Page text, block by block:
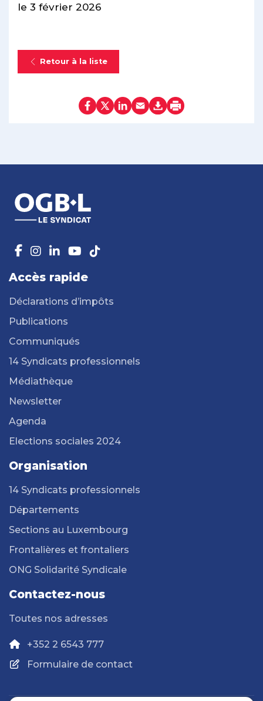
le 3 février 2026
Retour à la liste
Accès rapide
Déclarations d’impôts
Publications
Communiqués
14 Syndicats professionnels
Médiathèque
Newsletter
Agenda
Elections sociales 2024
Organisation
14 Syndicats professionnels
Départements
Sections au Luxembourg
Frontalières et frontaliers
ONG Solidarité Syndicale
Contactez-nous
Toutes nos adresses
+352 2 6543 777
Formulaire de contact